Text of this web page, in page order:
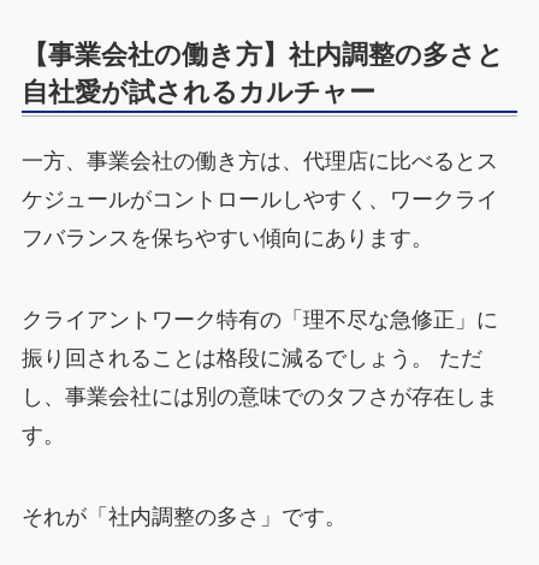
【事業会社の働き方】社内調整の多さと
自社愛が試されるカルチャー
一方、事業会社の働き方は、代理店に比べるとス
ケジュールがコントロールしやすく、ワークライ
フバランスを保ちやすい傾向にあります。
クライアントワーク特有の「理不尽な急修正」に
振り回されることは格段に減るでしょう。 ただ
し、事業会社には別の意味でのタフさが存在しま
す。
それが「社内調整の多さ」です。